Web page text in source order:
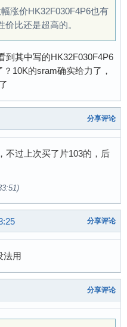
涨价HK32F030F4P6也有
比还是超高的。
到其中写的HK32F030F4P6
10K的sram确实给力了，
分享评论
不过上次买了片103的，后
分享评论
法用
分享评论